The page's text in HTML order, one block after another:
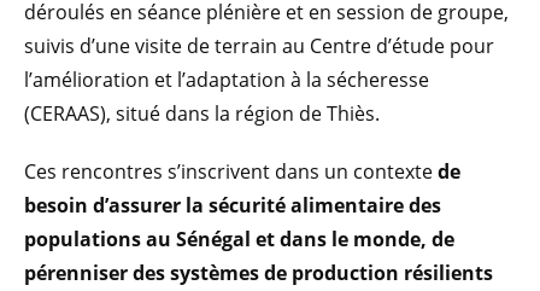
déroulés en séance plénière et en session de groupe,
suivis d’une visite de terrain au Centre d’étude pour
l’amélioration et l’adaptation à la sécheresse
(CERAAS), situé dans la région de Thiès.
Ces rencontres s’inscrivent dans un contextede
besoin d’assurer la sécurité alimentaire des
populations au Sénégal et dans le monde, de
pérenniser des systèmes de production résilients